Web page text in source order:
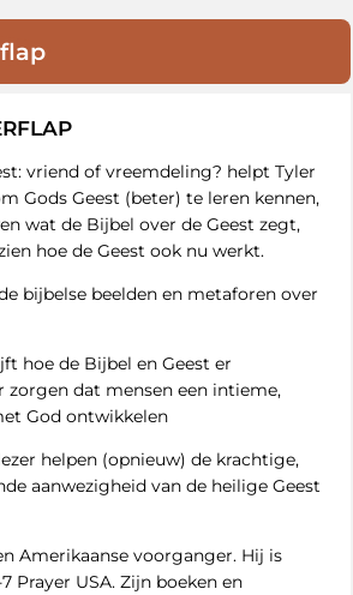
vriend of vreemdeling? helpt Tyler
Gods Geest (beter) te leren kennen,
wat de Bijbel over de Geest zegt,
hoe de Geest ook nu werkt.
bijbelse beelden en metaforen over
hoe de Bijbel en Geest er
zorgen dat mensen een intieme,
God ontwikkelen
helpen (opnieuw) de krachtige,
aanwezigheid van de heilige Geest
Amerikaanse voorganger. Hij is
Prayer USA. Zijn boeken en